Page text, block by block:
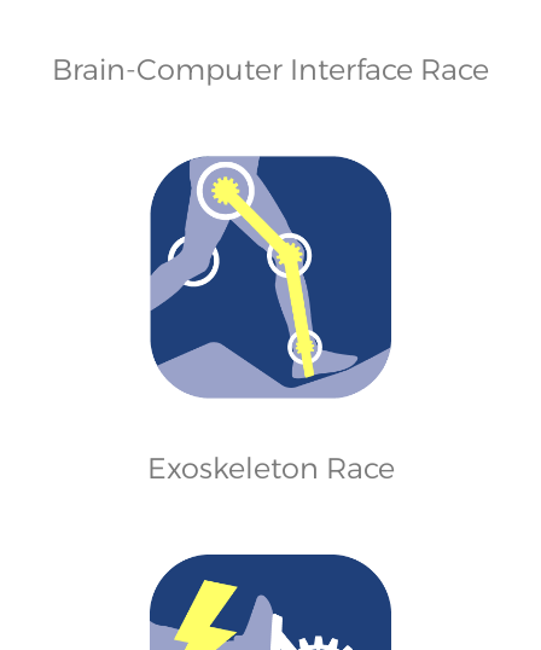
Brain-Computer Interface Race
Exoskeleton Race